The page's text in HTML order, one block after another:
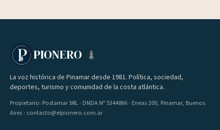
PIONERO
La voz histórica de Pinamar desde 1981. Política, sociedad,
deportes, turismo y comunidad de la costa atlántica.
Propietario: Postamar SRL · DNDA Nº 5344866 · Eneas 200, Pinamar, Buenos
Aires · contacto@elpionero.com.ar